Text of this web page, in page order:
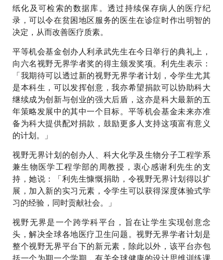
纸化及可检索的数据库。透过持续保存病人的医疗纪
录，可以令在贫困地区服务的医生在诊症时作出明智的
决定，从而改善医疗质素。
平等机会基金创办人利承武先生在今日举行的典礼上，
向六名视野无界学者奖的得主颁发奖项。利先生表示：
「我期待可以透过新的视野无界学者计划，令学生尤其
是本科生，可以发挥创意，我亦希望捐款可以协助科大
继续成为创新与创业的强大后盾，这亦是科大最新的五
年策略发展中的其中一个目标。平等机会基金未来亦准
备为科大提供配对捐款，鼓励更多人支持这项富有意义
的计划。」
视野无界计划的创办人、科大化学及生物分子工程学系
兼生物医学工程学部的周教授，衷心感谢利先生的支
持，她说：「利先生慷慨捐助，令视野无界计划得以扩
展，加入新的实习元素，令学生可以获得深度体验式学
习的经验，同时贡献社会。」
视野无界是一个跨学科平台，旨在让学生实现创意念
头，解决全球各地医疗卫生问题。视野无界学者计划是
整个视野无界平台下的新元素，除此以外，该平台亦包
括一个为期一个学期，有关全球健康的设计思维训练课